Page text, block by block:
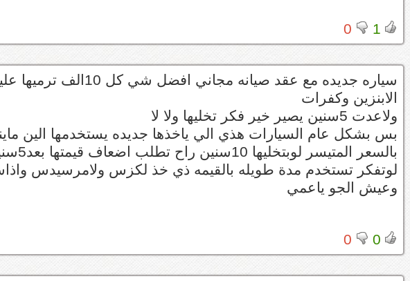
1
0
سياره جديده مع عقد
الابنزين وكفرات
ولاعدت 5سنين يصير خير فكر تخليها ولا لا
بس بشكل عام السيارات هذي الي ياخذها جديده يستخدمها الين
بالسعر المتيسر لوبتخليها 10سنين راح تطلب اضعاف قيمتها بعد5سنين
وعيش الجو ياعمي
0
0